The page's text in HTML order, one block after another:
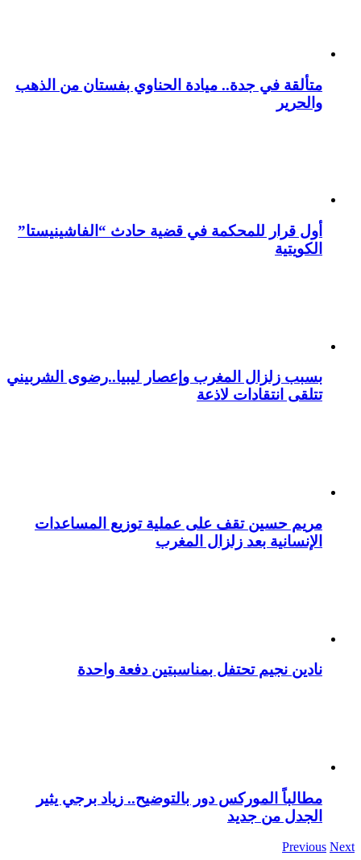
متألقة في جدة.. ميادة الحناوي بفستان من الذهب
والحرير
أول قرار للمحكمة في قضية حادث “الفاشينيستا”
الكويتية
بسبب زلزال المغرب وإعصار ليبيا..رضوى الشربيني
تتلقى انتقادات لاذعة
مريم حسين تقف على عملية توزيع المساعدات
الإنسانية بعد زلزال المغرب
نادين نجيم تحتفل بمناسبتين دفعة واحدة
مطالباً الموركس دور بالتوضيح.. زياد برجي يثير
الجدل من جديد
Previous Next